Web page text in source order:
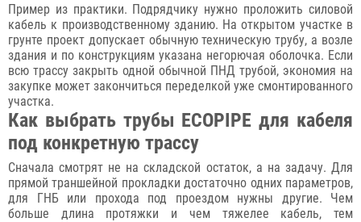
Пример из практики. Подрядчику нужно проложить силовой
кабель к производственному зданию. На открытом участке в
грунте проект допускает обычную техническую трубу, а возле
здания и по конструкциям указана негорючая оболочка. Если
всю трассу закрыть одной обычной ПНД трубой, экономия на
закупке может закончиться переделкой уже смонтированного
участка.
Как выбрать трубы ECOPIPE для кабеля
под конкретную трассу
Сначала смотрят не на складской остаток, а на задачу. Для
прямой траншейной прокладки достаточно одних параметров,
для ГНБ или прохода под проездом нужны другие. Чем
больше длина протяжки и чем тяжелее кабель, тем